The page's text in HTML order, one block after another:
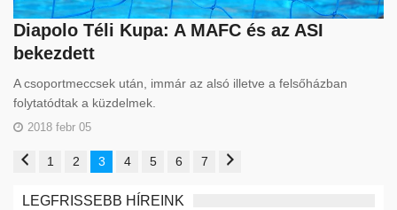
Diapolo Téli Kupa: A MAFC és az ASI
bekezdett
A csoportmeccsek után, immár az alsó illetve a felsőházban
folytatódtak a küzdelmek.
2018 febr 05
1 2 3 4 5 6 7
LEGFRISSEBB HÍREINK